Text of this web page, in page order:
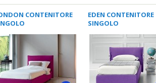
CONTENITORE
EDEN CONTENITORE
SINGOLO